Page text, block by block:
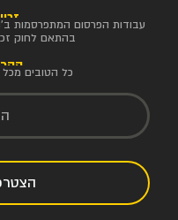
עבודות הפרסום המתפרסמות
בהתאם לחוק
כל הטובים